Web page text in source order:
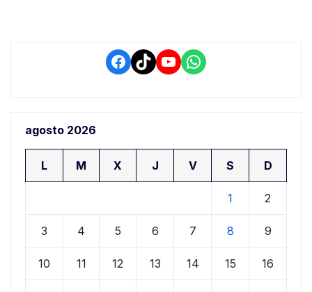
Facebook
TikTokYouTube
WhatsApp
agosto 2026
L M X J V S D
1 2
3 4 5 6 7 8 9
10 11 12 13 14 15 16